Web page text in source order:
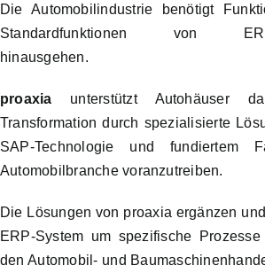
Die Automobilindustrie benötigt
Standardfunktionen von ERP-
hinausgehen.
proaxia unterstützt Autohäuser
Transformation durch spezialisierte
SAP-Technologie und fundiertem
Automobilbranche voranzutreiben.
Die Lösungen von proaxia ergänzen
ERP-System um spezifische
den Automobil- und